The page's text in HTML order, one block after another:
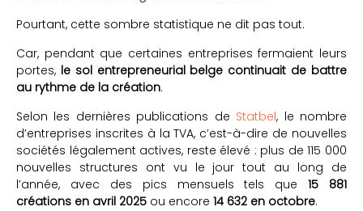
Pourtant, cette sombre statistique ne dit pas tout.
Car, pendant que certaines entreprises fermaient leurs
portes, le sol entrepreneurial belge continuait de battre
au rythme de la création.
Selon les dernières publications de Statbel, le nombre
d’entreprises inscrites à la TVA, c’est-à-dire de nouvelles
sociétés légalement actives, reste élevé : plus de 115 000
nouvelles structures ont vu le jour tout au long de
l’année, avec des pics mensuels tels que15 881
créations en avril 2025 ou encore 14 632 en octobre.